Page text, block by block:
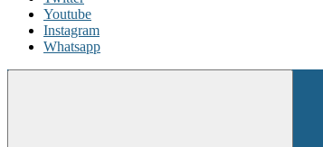
Youtube
Instagram
Whatsapp